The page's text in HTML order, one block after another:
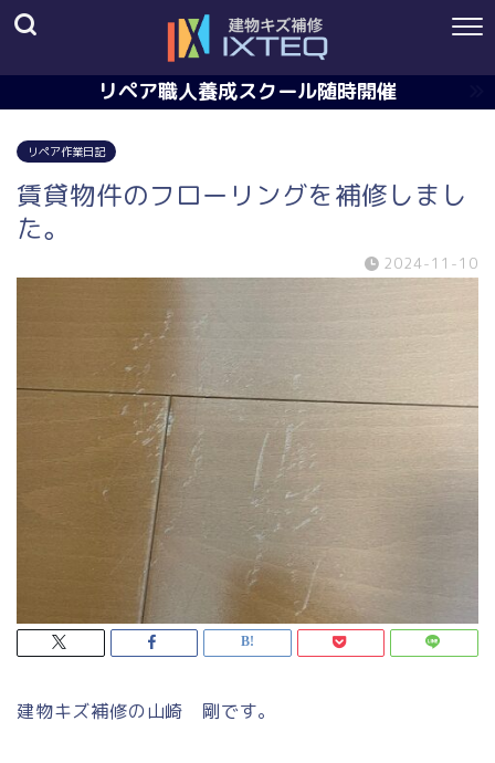
リペア職人養成スクール随時開催
リペア作業日記
賃貸物件のフローリングを補修しまし
た。
2024-11-10
建物キズ補修の山崎 剛です。